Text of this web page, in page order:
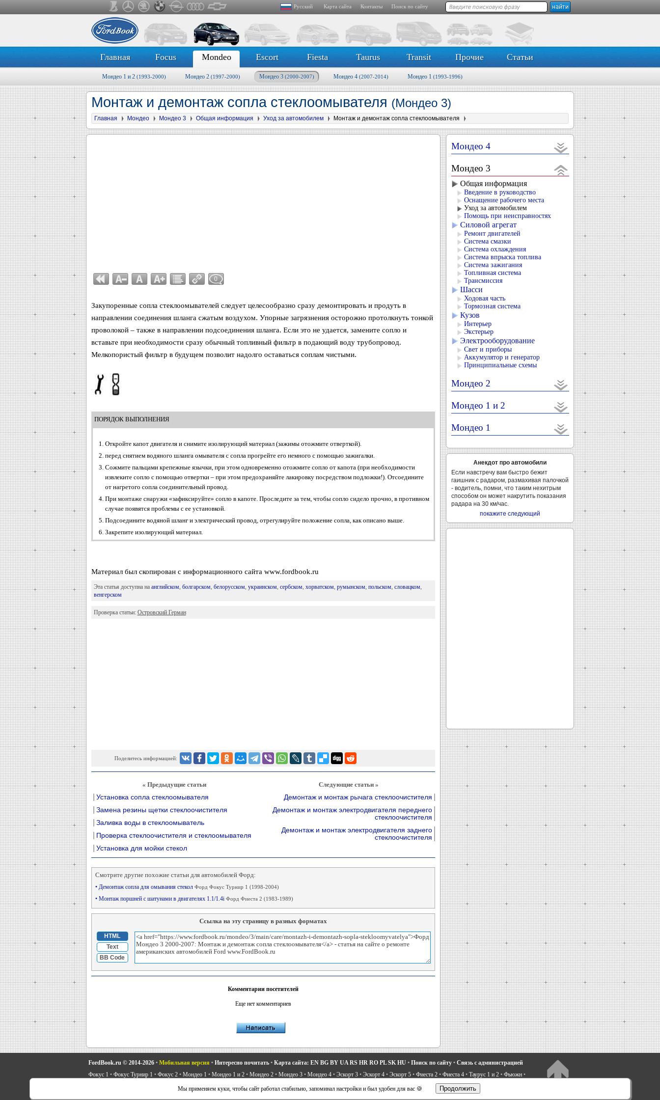
Русский Карта сайта Контакты Поиск по сайту
Главная Focus Mondeo Escort Fiesta Taurus Transit Прочие Статьи
Мондео 1 и 2 (1993-2000) Мондео 2 (1997-2000) Мондео 3 (2000-2007) Мондео 4 (2007-2014) Мондео 1 (1993-1996)
Монтаж и демонтаж сопла стеклоомывателя (Мондео 3)
Главная Мондео Мондео 3 Общая информация Уход за автомобилем Монтаж и демонтаж сопла стеклоомывателя
0
Закупоренные сопла стеклоомывателей следует целесообразно сразу демонтировать и продуть в
направлении соединения шланга сжатым воздухом. Упорные загрязнения осторожно протолкнуть тонкой
проволокой – также в направлении подсоединения шланга. Если это не удается, замените сопло и
вставьте при необходимости сразу обычный топливный фильтр в подающий воду трубопровод.
Мелкопористый фильтр в будущем позволит надолго оставаться соплам чистыми.
ПОРЯДОК ВЫПОЛНЕНИЯ
Откройте капот двигателя и снимите изолирующий материал (зажимы отожмите отверткой).
перед снятием водяного шланга омывателя с сопла прогрейте его немного с помощью зажигалки.
Сожмите пальцами крепежные язычки, при этом одновременно отожмите сопло от капота (при необходимости
извлеките сопло с помощью отвертки – при этом предохраняйте лакировку посредством подложки!). Отсоедините
от нагретого сопла соединительный провод.
При монтаже снаружи «зафиксируйте» сопло в капоте. Проследите за тем, чтобы сопло сидело прочно, в противном
случае появятся проблемы с ее установкой.
Подсоедините водяной шланг и электрический провод, отрегулируйте положение сопла, как описано выше.
Закрепите изолирующий материал.
Материал был скопирован с информационного сайта www.fordbook.ru
Эта статья доступна на английском, болгарском, белорусском, украинском, сербском, хорватском, румынском, польском, словацком,
венгерском
Проверка статьи: Островский Герман
Поделитесь информацией:
« Предыдущие статьи
Установка сопла стеклоомывателя
Замена резины щетки стеклоочистителя
Заливка воды в стеклоомыватель
Проверка стеклоочистителя и стеклоомывателя
Установка для мойки стекол
Следующие статьи »
Демонтаж и монтаж рычага стеклоочистителя
Демонтаж и монтаж электродвигателя переднего
стеклоочистителя
Демонтаж и монтаж электродвигателя заднего
стеклоочистителя
Смотрите другие похожие статьи для автомобилей Форд:
• Демонтаж сопла для омывания стекол Форд Фокус Турнир 1 (1998-2004)
• Монтаж поршней с шатунами в двигателях 1.1/1.4i Форд Фиеста 2 (1983-1989)
Ссылка на эту страницу в разных форматах
HTML
Text
BB Code
Комментарии посетителей
Еще нет комментариев
Мондео 4
Мондео 3
Общая информация
Введение в руководство
Оснащение рабочего места
Уход за автомобилем
Помощь при неисправностях
Силовой агрегат
Ремонт двигателей
Система смазки
Система охлаждения
Система впрыска топлива
Система зажигания
Топливная система
Трансмиссия
Шасси
Ходовая часть
Тормозная система
Кузов
Интерьер
Экстерьер
Электрооборудование
Свет и приборы
Аккумулятор и генератор
Принципиальные схемы
Мондео 2
Мондео 1 и 2
Мондео 1
Анекдот про автомобили
Если навстречу вам быстро бежит
гаишник с радаром, размахивая палочкой
- водитель, помни, что таким нехитрым
способом он может накрутить показания
радара на 30 км/час.
покажите следующий
FordBook.ru © 2014-2026 • Мобильная версия • Интересно почитать • Карта сайта: EN BG BY UA RS HR RO PL SK HU • Поиск по сайту • Связь с администрацией
Фокус 1 • Фокус Турнир 1 • Фокус 2 • Мондео 1 • Мондео 1 и 2 • Мондео 2 • Мондео 3 • Мондео 4 • Эскорт 3 • Эскорт 4 • Эскорт 5 • Фиеста 2 • Фиеста 4 • Таурус 1 и 2 • Фьюжн •
Силовое электрооборудование
Мы применяем куки, чтобы сайт работал стабильно, запоминал настройки и был удобен для вас 🍪 Продолжить